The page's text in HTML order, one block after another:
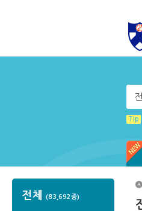
Tip
Tip
전체 (83,692종)